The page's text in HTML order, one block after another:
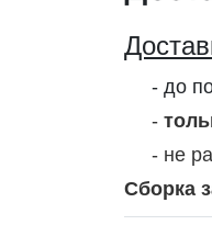
- до
-
- не
Сборка